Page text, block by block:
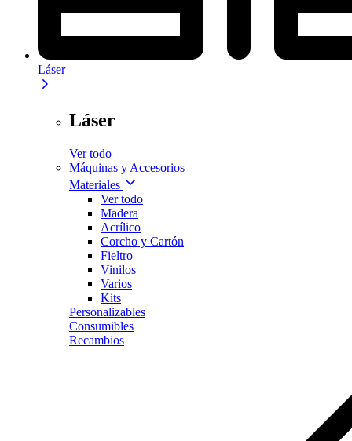
Láser
Láser
Ver todo
Máquinas y Accesorios
Materiales
Ver todo
Madera
Acrílico
Corcho y Cartón
Fieltro
Vinilos
Varios
Kits
Personalizables
Consumibles
Recambios